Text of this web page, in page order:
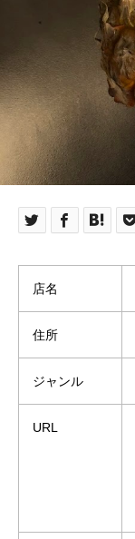
店名
住所
ジャンル
URL